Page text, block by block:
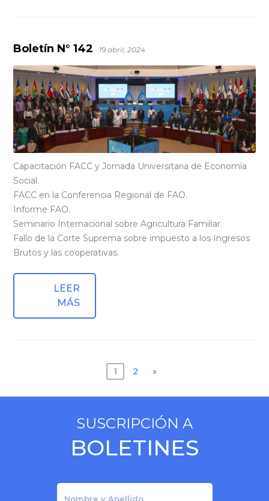
Boletín N° 142 19 abril, 2024
Capacitación FACC y Jornada Universitaria de Economía
Social.
FACC en la Conferencia Regional de FAO.
Informe FAO.
Seminario Internacional sobre Agricultura Familiar.
Fallo de la Corte Suprema sobre impuesto a los Ingresos
Brutos y las cooperativas.
LEER
MÁS
navigation
1 2 »
SUSCRIPCIÓN A
BOLETINES